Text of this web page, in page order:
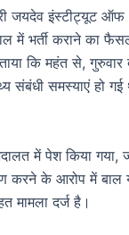
जयदेव इंस्टीट्यूट ऑफ
में भर्ती कराने का
कि महंत से, गुरुवार
संबंधी समस्याएं हो गई
में पेश किया गया,
करने के आरोप में बाल
मामला दर्ज है।